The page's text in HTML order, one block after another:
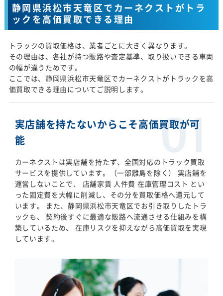
静岡県浜松市天竜区でカーネクストがトラ
ックを高価買取できる理由
トラックの買取価格は、業者ごとに大きく異なります。
その理由は、各社が持つ販路や査定基準、取り扱いできる車両
の幅が違うためです。
ここでは、静岡県浜松市天竜区でカーネクストがトラックを高
価買取できる理由についてご説明します。
実店舗を持たないからこそ高価買取が可
能
カーネクストは実店舗を持たず、全国対応のトラック買取
サービスを提供しています。（一部離島を除く） 実店舗を
運営しないことで、 店舗家賃 人件費 在庫管理コスト とい
った固定費を大幅に削減し、その分を買取価格へ還元して
います。 また、静岡県浜松市天竜区でお引き取りしたトラ
ックも、 契約後すぐに最適な販路へ流通させる仕組みを構
築しているため、 在庫リスクを抑えながら高価買取を実現
しています。